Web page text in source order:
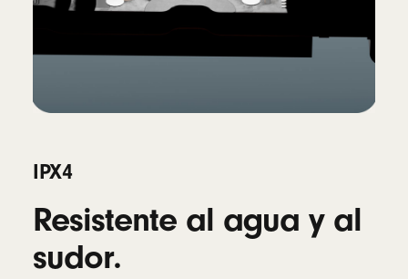
IPX4
Resistente al agua y al
sudor.